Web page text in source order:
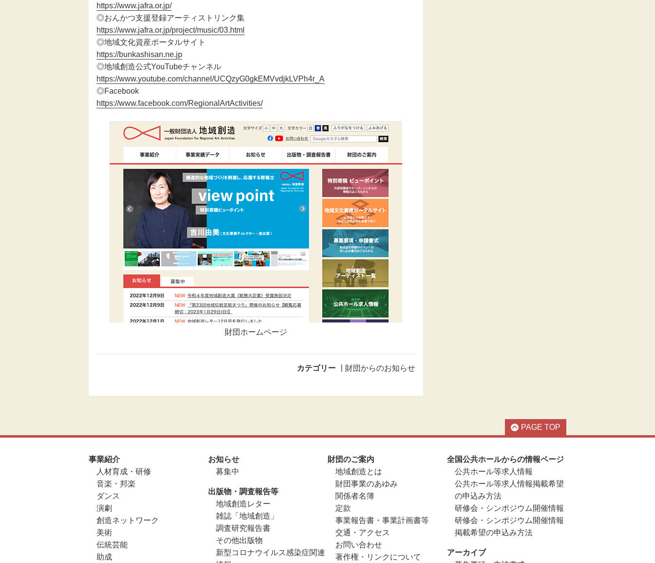
地域創造大賞
https://www.jafra.or.jp/
◎おんかつ支援登録アーティストリンク集
https://www.jafra.or.jp/project/music/03.html
◎地域文化資産ポータルサイト
https://bunkashisan.ne.jp
◎地域創造公式YouTubeチャンネル
https://www.youtube.com/channel/UCQzyG0gkEMVvdjkLVPh4r_A
◎Facebook
https://www.facebook.com/RegionalArtActivities/
財団ホームページ
カテゴリー 財団からのお知らせ
PAGE TOP
事業紹介
人材育成・研修
音楽・邦楽
ダンス
演劇
創造ネットワーク
美術
伝統芸能
助成
お知らせ
募集中
出版物・調査報告等
地域創造レター
雑誌「地域創造」
調査研究報告書
その他出版物
新型コロナウイルス感染症関連
財団のご案内
地域創造とは
財団事業のあゆみ
関係者名簿
定款
事業報告書・事業計画書等
交通・アクセス
お問い合わせ
著作権・リンクについて
全国公共ホールからの情報ページ
公共ホール等求人情報
公共ホール等求人情報掲載希望
の申込み方法
研修会・シンポジウム開催情報
研修会・シンポジウム開催情報
掲載希望の申込み方法
アーカイブ